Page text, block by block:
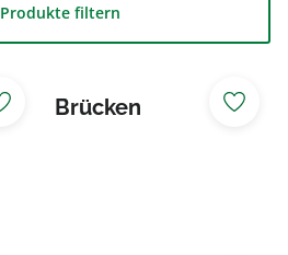
Produkte filtern
Brücken